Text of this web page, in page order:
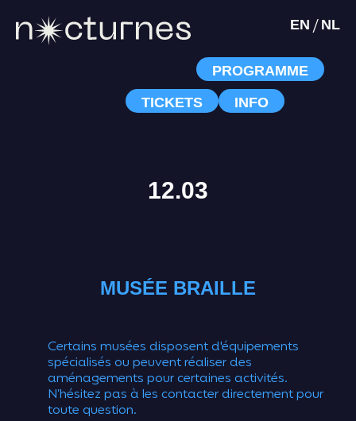
PROGRAMME
TICKETS
INFO
EN / NL
12.03
MUSÉE BRAILLE
Certains musées disposent d'équipements
spécialisés ou peuvent réaliser des
aménagements pour certaines activités.
N’hésitez pas à les contacter directement pour
toute question.